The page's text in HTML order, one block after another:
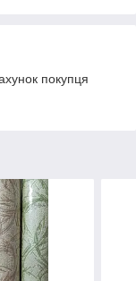
покупця